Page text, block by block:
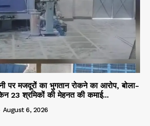
पर मजदूरों का भुगतान रोकने का आरोप, बोला-
23 श्रमिकों की मेहनत की कमाई...
August 6, 2026